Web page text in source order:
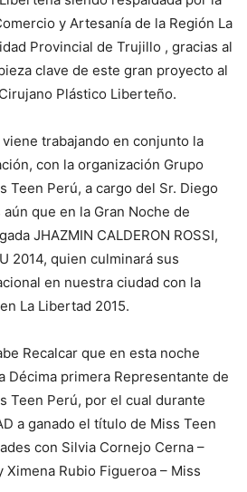
y Artesanía de la Región La
Provincial de Trujillo , gracias al
clave de este gran proyecto al
Plástico Liberteño.
trabajando en conjunto la
con la organización Grupo
Teen Perú, a cargo del Sr. Diego
que en la Gran Noche de
JHAZMIN CALDERON ROSSI,
2014, quien culminará sus
en nuestra ciudad con la
La Libertad 2015.
Recalcar que en esta noche
Décima primera Representante de
Teen Perú, por el cual durante
a ganado el título de Miss Teen
con Silvia Cornejo Cerna –
Rubio Figueroa – Miss